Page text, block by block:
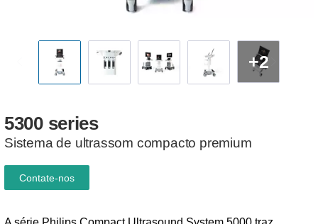
+2
5300 series
Sistema de ultrassom compacto premium
Contate-nos